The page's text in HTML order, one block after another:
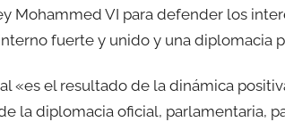
Mohammed VI para defender los
fuerte y unido y una diplomacia
«es el resultado de la dinámica
la diplomacia oficial, parlamentaria,